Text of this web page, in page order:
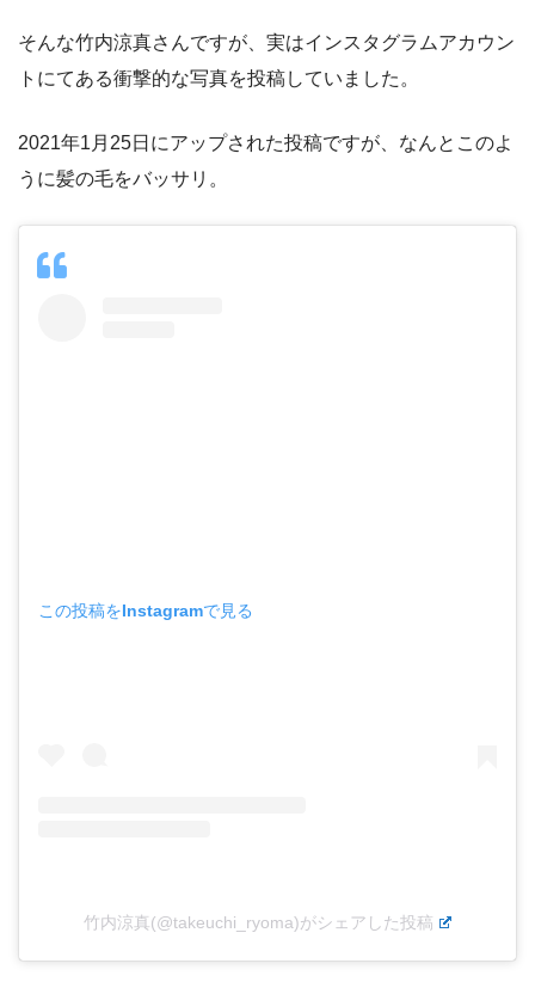
そんな竹内涼真さんですが、実はインスタグラムアカウン
トにてある衝撃的な写真を投稿していました。
2021年1月25日にアップされた投稿ですが、なんとこのよ
うに髪の毛をバッサリ。
この投稿をInstagramで見る
竹内涼真(@takeuchi_ryoma)がシェアした投稿